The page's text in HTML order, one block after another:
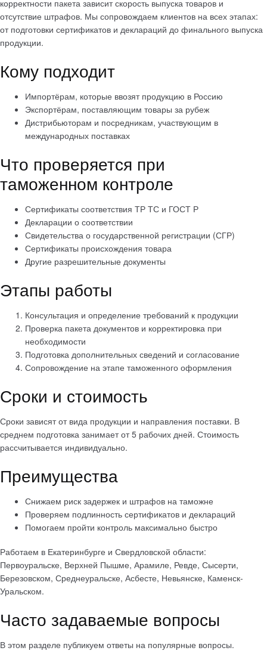
корректности пакета зависит скорость выпуска товаров и
отсутствие штрафов. Мы сопровождаем клиентов на всех этапах:
от подготовки сертификатов и деклараций до финального выпуска
продукции.
Кому подходит
Импортёрам, которые ввозят продукцию в Россию
Экспортёрам, поставляющим товары за рубеж
Дистрибьюторам и посредникам, участвующим в
международных поставках
Что проверяется при
таможенном контроле
Сертификаты соответствия ТР ТС и ГОСТ Р
Декларации о соответствии
Свидетельства о государственной регистрации (СГР)
Сертификаты происхождения товара
Другие разрешительные документы
Этапы работы
Консультация и определение требований к продукции
Проверка пакета документов и корректировка при
необходимости
Подготовка дополнительных сведений и согласование
Сопровождение на этапе таможенного оформления
Сроки и стоимость
Сроки зависят от вида продукции и направления поставки. В
среднем подготовка занимает от 5 рабочих дней. Стоимость
рассчитывается индивидуально.
Преимущества
Снижаем риск задержек и штрафов на таможне
Проверяем подлинность сертификатов и деклараций
Помогаем пройти контроль максимально быстро
Работаем в Екатеринбурге и Свердловской области:
Первоуральске, Верхней Пышме, Арамиле, Ревде, Сысерти,
Березовском, Среднеуральске, Асбесте, Невьянске, Каменск-
Уральском.
Часто задаваемые вопросы
В этом разделе публикуем ответы на популярные вопросы.